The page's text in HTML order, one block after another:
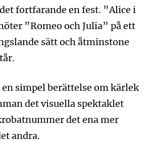
fortfarande en fest. ”Alice i
”Romeo och Julia” på ett
sätt och åtminstone
en simpel berättelse om kärlek
det visuella spektaklet
det ena mer
andra.